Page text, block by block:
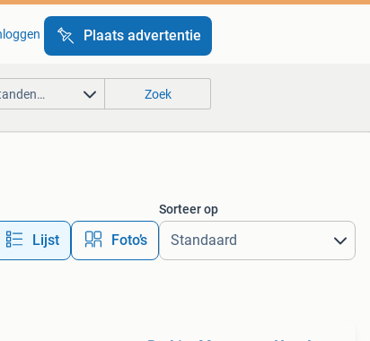
Plaats advertentie
Zoek
Lijst Foto’s
Sorteer op